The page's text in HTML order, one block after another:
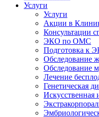
Услуги
Услуги
Акции в
Консультации
ЭКО по ОМС
Подготовка к
Обследование
Обследование
Лечение
Генетическая
Искусственная